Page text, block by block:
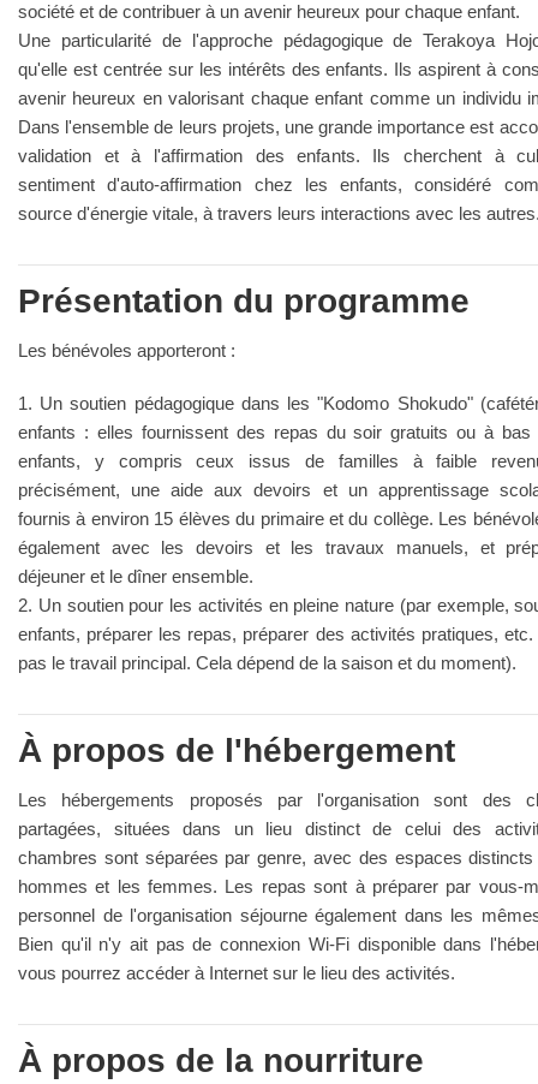
société et de contribuer à un avenir heureux pour chaque enfant.
Une particularité de l'approche pédagogique de Terakoya
qu'elle est centrée sur les intérêts des enfants. Ils aspirent à
avenir heureux en valorisant chaque enfant comme un individu
Dans l'ensemble de leurs projets, une grande importance est
validation et à l'affirmation des enfants. Ils cherchent à
sentiment d'auto-affirmation chez les enfants, considéré
source d'énergie vitale, à travers leurs interactions avec les
Présentation du programme
Les bénévoles apporteront :
1. Un soutien pédagogique dans les "Kodomo Shokudo"
enfants : elles fournissent des repas du soir gratuits ou à bas
enfants, y compris ceux issus de familles à faible
précisément, une aide aux devoirs et un apprentissage
fournis à environ 15 élèves du primaire et du collège. Les
également avec les devoirs et les travaux manuels, et
déjeuner et le dîner ensemble.
2. Un soutien pour les activités en pleine nature (par exemple,
enfants, préparer les repas, préparer des activités pratiques,
pas le travail principal. Cela dépend de la saison et du moment).
À propos de l'hébergement
Les hébergements proposés par l'organisation sont des
partagées, situées dans un lieu distinct de celui des
chambres sont séparées par genre, avec des espaces
hommes et les femmes. Les repas sont à préparer par vous-
personnel de l'organisation séjourne également dans les
Bien qu'il n'y ait pas de connexion Wi-Fi disponible dans
vous pourrez accéder à Internet sur le lieu des activités.
À propos de la nourriture